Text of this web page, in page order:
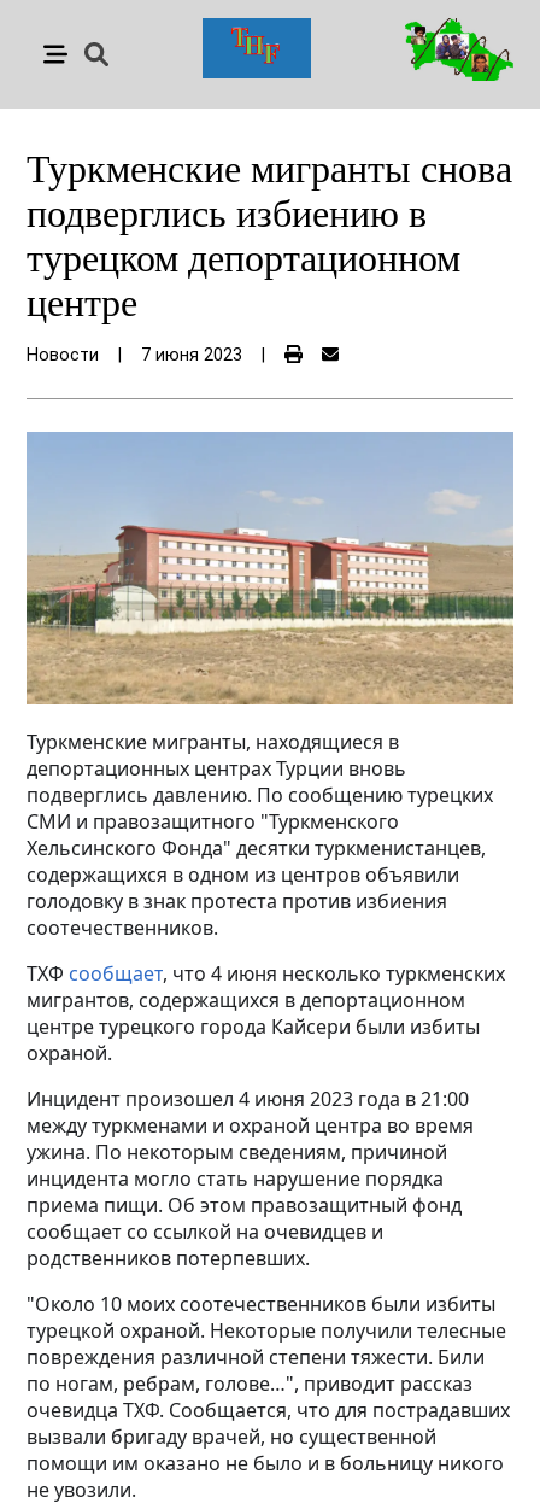
Туркменские мигранты снова
подверглись избиению в
турецком депортационном
центре
Новости 7 июня 2023
Туркменские мигранты, находящиеся в
депортационных центрах Турции вновь
подверглись давлению. По сообщению турецких
СМИ и правозащитного "Туркменского
Хельсинского Фонда" десятки туркменистанцев,
содержащихся в одном из центров объявили
голодовку в знак протеста против избиения
соотечественников.
ТХФ сообщает, что 4 июня несколько туркменских
мигрантов, содержащихся в депортационном
центре турецкого города Кайсери были избиты
охраной.
Инцидент произошел 4 июня 2023 года в 21:00
между туркменами и охраной центра во время
ужина. По некоторым сведениям, причиной
инцидента могло стать нарушение порядка
приема пищи. Об этом правозащитный фонд
сообщает со ссылкой на очевидцев и
родственников потерпевших.
"Около 10 моих соотечественников были избиты
турецкой охраной. Некоторые получили телесные
повреждения различной степени тяжести. Били
по ногам, ребрам, голове…", приводит рассказ
очевидца ТХФ. Сообщается, что для пострадавших
вызвали бригаду врачей, но существенной
помощи им оказано не было и в больницу никого
не увозили.